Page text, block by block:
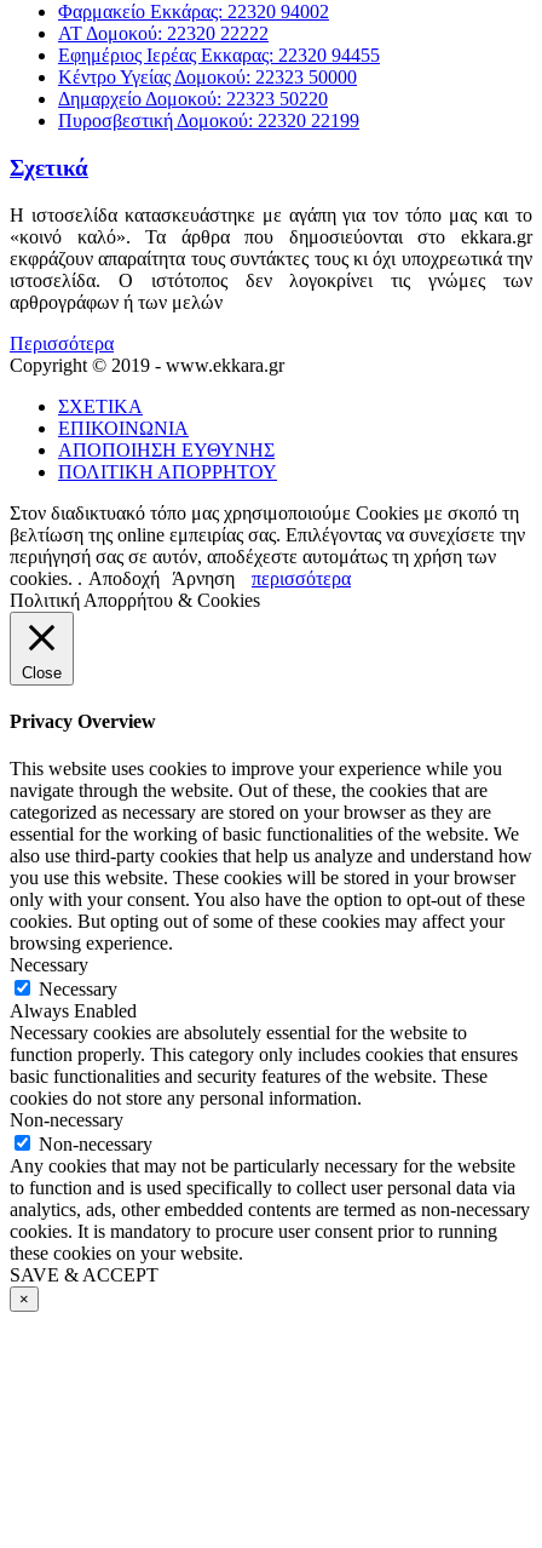
Φαρμακείο Εκκάρας: 22320 94002
ΑΤ Δομοκού: 22320 22222
Εφημέριος Ιερέας Εκκαρας: 22320 94455
Κέντρο Υγείας Δομοκού: 22323 50000
Δημαρχείο Δομοκού: 22323 50220
Πυροσβεστική Δομοκού: 22320 22199
Σχετικά
Η ιστοσελίδα κατασκευάστηκε με αγάπη για τον τόπο μας και το
«κοινό καλό». Τα άρθρα που δημοσιεύονται στο ekkara.gr
εκφράζουν απαραίτητα τους συντάκτες τους κι όχι υποχρεωτικά την
ιστοσελίδα. Ο ιστότοπος δεν λογοκρίνει τις γνώμες των
αρθρογράφων ή των μελών
Περισσότερα
Copyright © 2019 - www.ekkara.gr
ΣΧΕΤΙΚΑ
ΕΠΙΚΟΙΝΩΝΙΑ
ΑΠΟΠΟΙΗΣΗ ΕΥΘΥΝΗΣ
ΠΟΛΙΤΙΚΗ ΑΠΟΡΡΗΤΟΥ
Στον διαδικτυακό τόπο μας χρησιμοποιούμε Cookies με σκοπό τη
βελτίωση της online εμπειρίας σας. Επιλέγοντας να συνεχίσετε την
περιήγησή σας σε αυτόν, αποδέχεστε αυτομάτως τη χρήση των
cookies. . Αποδοχή Άρνηση
περισσότερα
Πολιτική Απορρήτου & Cookies
Close
Privacy Overview
This website uses cookies to improve your experience while you
navigate through the website. Out of these, the cookies that are
categorized as necessary are stored on your browser as they are
essential for the working of basic functionalities of the website. We
also use third-party cookies that help us analyze and understand how
you use this website. These cookies will be stored in your browser
only with your consent. You also have the option to opt-out of these
cookies. But opting out of some of these cookies may affect your
browsing experience.
Necessary
Necessary
Always Enabled
Necessary cookies are absolutely essential for the website to
function properly. This category only includes cookies that ensures
basic functionalities and security features of the website. These
cookies do not store any personal information.
Non-necessary
Non-necessary
Any cookies that may not be particularly necessary for the website
to function and is used specifically to collect user personal data via
analytics, ads, other embedded contents are termed as non-necessary
cookies. It is mandatory to procure user consent prior to running
these cookies on your website.
SAVE & ACCEPT
×